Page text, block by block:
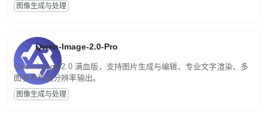
图像生成与处理
Qwen-Image-2.0-Pro
Qwen-Image-2.0 满血版，支持图片生成与编辑、专业文字渲染、多
图参考和高分辨率输出。
图像生成与处理